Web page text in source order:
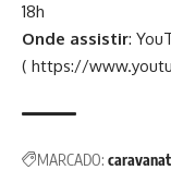
18h
Onde assistir:
( https://
MARCADO: